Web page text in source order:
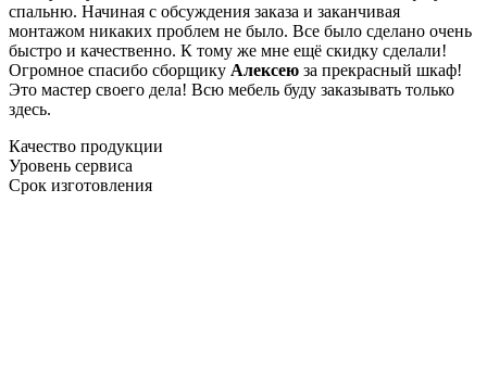
спальню. Начиная с обсуждения заказа и заканчивая
монтажом никаких проблем не было. Все было сделано очень
быстро и качественно. К тому же мне ещё скидку сделали!
Огромное спасибо сборщику Алексею за прекрасный шкаф!
Это мастер своего дела! Всю мебель буду заказывать только
здесь.
Качество продукции
Уровень сервиса
Срок изготовления